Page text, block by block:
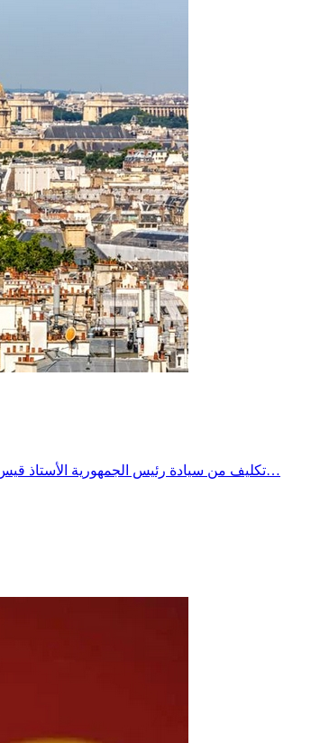
تكليف من سيادة رئيس الجمهورية الأستاذ قيس سعيد، استدعى السيد كاتب الدولة لدى وزير الشؤون الخارجية والهجرة والتونسيين بالخارج، سفيرة الجمهورية الفرنسية بتونس لإبلاغها احتجاجًا شديد اللهجة…